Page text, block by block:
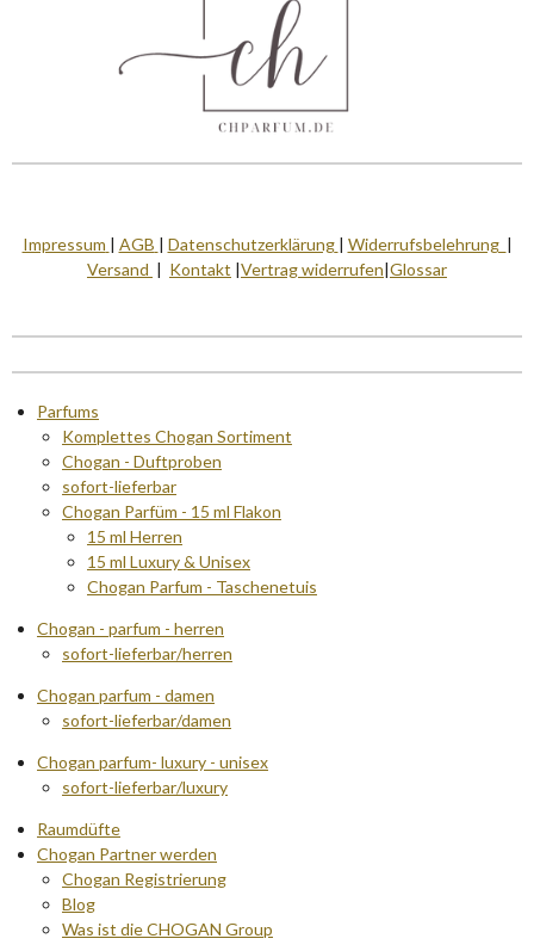
Impressum | AGB | Datenschutzerklärung | Widerrufsbelehrung |
Versand | Kontakt |Vertrag widerrufen|Glossar
Parfums
Komplettes Chogan Sortiment
Chogan - Duftproben
sofort-lieferbar
Chogan Parfüm - 15 ml Flakon
15 ml Herren
15 ml Luxury & Unisex
Chogan Parfum - Taschenetuis
Chogan - parfum - herren
sofort-lieferbar/herren
Chogan parfum - damen
sofort-lieferbar/damen
Chogan parfum- luxury - unisex
sofort-lieferbar/luxury
Raumdüfte
Chogan Partner werden
Chogan Registrierung
Blog
Was ist die CHOGAN Group